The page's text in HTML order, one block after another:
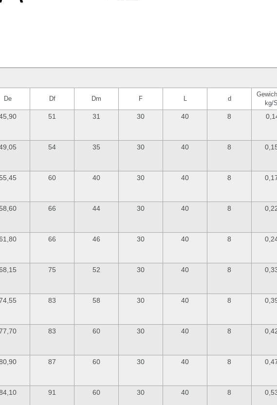
De Df Dm F L d
kg/
51 31 30 40 8
54 35 30 40 8
55,45 60 40 30 40 8
58,60 66 44 30 40 8
66 46 30 40 8
75 52 30 40 8
83 58 30 40 8
83 60 30 40 8
87 60 30 40 8
91 60 30 40 8